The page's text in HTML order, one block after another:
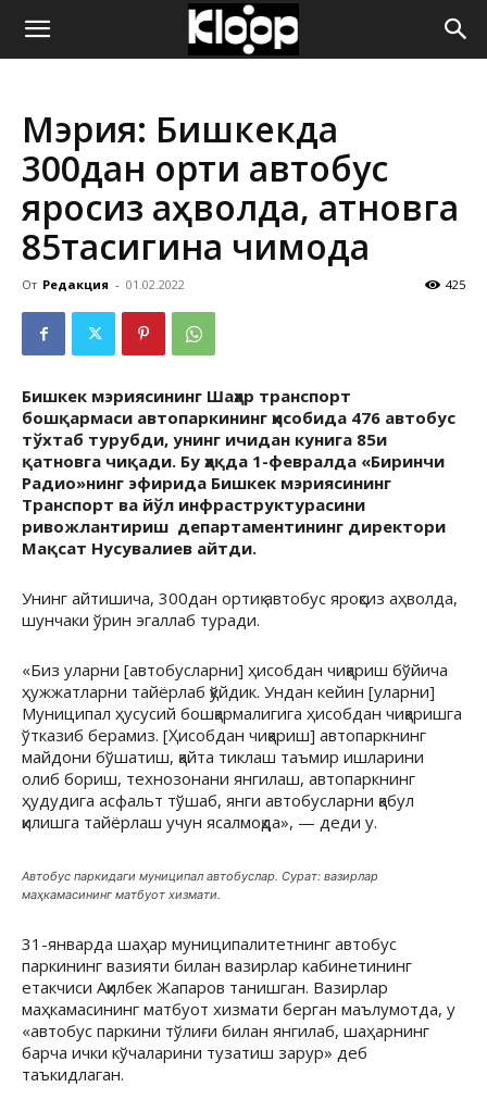
ҚИРҒИЗИСТОН
ЯНГИЛИКЛАРИ
Мэрия: Бишкекда
300дан ортиқ автобус
яроқсиз аҳволда, қатновга
85тасигина чиқмоқда
От Редакция - 01.02.2022 425
Бишкек мэриясининг Шаҳар транспорт
бошқармаси автопаркининг ҳисобида 476 автобус
тўхтаб турубди, унинг ичидан кунига 85и
қатновга чиқади. Бу ҳақда 1-февралда «Биринчи
Радио»нинг эфирида Бишкек мэриясининг
Транспорт ва йўл инфраструктурасини
ривожлантириш департаментининг директори
Мақсат Нусувалиев айтди.
Унинг айтишича, 300дан ортиқ автобус яроқсиз аҳволда,
шунчаки ўрин эгаллаб туради.
«Биз уларни [автобусларни] ҳисобдан чиқариш бўйича
ҳужжатларни тайёрлаб қўйдик. Ундан кейин [уларни]
Муниципал ҳусусий бошқармалигига ҳисобдан чиқаришга
ўтказиб берамиз. [Ҳисобдан чиқариш] автопаркнинг
майдони бўшатиш, қайта тиклаш таъмир ишларини
олиб бориш, технозонани янгилаш, автопаркнинг
ҳудудига асфальт тўшаб, янги автобусларни қабул
қилишга тайёрлаш учун ясалмоқда», — деди у.
Автобус паркидаги муниципал автобуслар. Сурат: вазирлар
маҳкамасининг матбуот хизмати.
31-январда шаҳар муниципалитетнинг автобус
паркининг вазияти билан вазирлар кабинетининг
етакчиси Ақилбек Жапаров танишган. Вазирлар
маҳкамасининг матбуот хизмати берган маълумотда, у
«автобус паркини тўлиғи билан янгилаб, шаҳарнинг
барча ички кўчаларини тузатиш зарур» деб
таъкидлаган.